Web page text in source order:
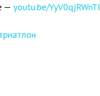
— youtu.be/YyV0qjRWnTI